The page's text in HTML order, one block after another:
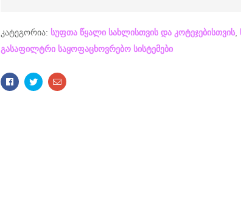
კატეგორია: სუფთა წყალი სახლისთვის და კოტეჯებისთვის
გასაფილტრი საყოფაცხოვრებო სისტემები
FacebookTwitterEmail